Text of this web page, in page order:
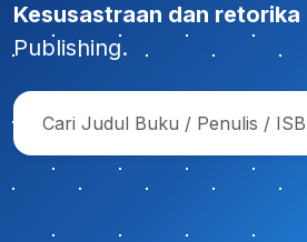
Kesusastraan dan retorika
Publishing.